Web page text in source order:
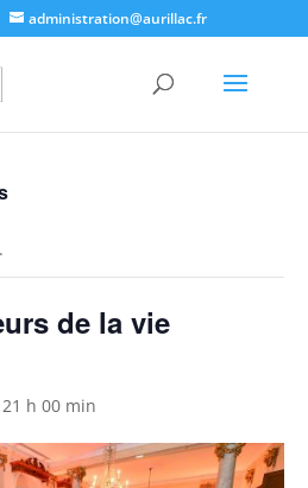
administration@aurillac.fr
de la vie
21 h 00 min